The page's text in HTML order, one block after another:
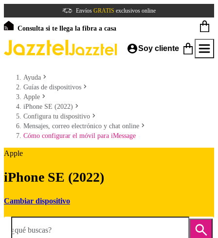
Envíos GRATIS exclusivos online
Consulta si te llega la fibra a casa
Soy cliente
Ayuda
Guías de dispositivos
Apple
iPhone SE (2022)
Configura tu dispositivo
Mensajes, correo electrónico y chat online
Cómo configurar el móvil para iMessage
Apple
iPhone SE (2022)
Cambiar dispositivo
¿qué buscas?